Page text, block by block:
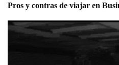
Pros y contras de viajar en